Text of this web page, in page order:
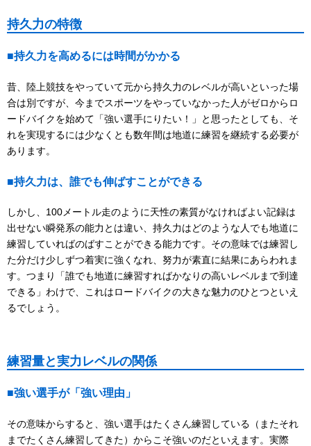
持久力の特徴
■持久力を高めるには時間がかかる
昔、陸上競技をやっていて元から持久力のレベルが高いといった場
合は別ですが、今までスポーツをやっていなかった人がゼロからロ
ードバイクを始めて「強い選手にりたい！」と思ったとしても、そ
れを実現するには少なくとも数年間は地道に練習を継続する必要が
あります。
■持久力は、誰でも伸ばすことができる
しかし、100メートル走のように天性の素質がなければよい記録は
出せない瞬発系の能力とは違い、持久力はどのような人でも地道に
練習していればのばすことができる能力です。その意味では練習し
た分だけ少しずつ着実に強くなれ、努力が素直に結果にあらわれま
す。つまり「誰でも地道に練習すればかなりの高いレベルまで到達
できる」わけで、これはロードバイクの大きな魅力のひとつといえ
るでしょう。
練習量と実力レベルの関係
■強い選手が「強い理由」
その意味からすると、強い選手はたくさん練習している（またそれ
までたくさん練習してきた）からこそ強いのだといえます。実際